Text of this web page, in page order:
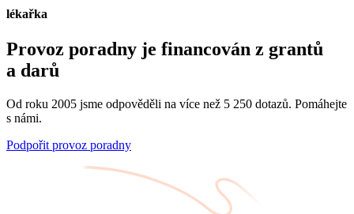
lékařka
Provoz poradny je financován z grantů
a darů
Od roku 2005 jsme odpověděli na více než 5 250 dotazů. Pomáhejte
s námi.
Podpořit provoz poradny